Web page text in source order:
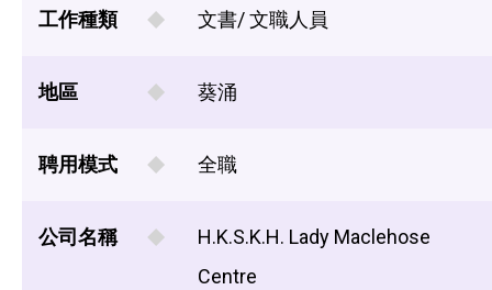
工作種類 文書/ 文職人員
地區 葵涌
聘用模式 全職
公司名稱
H.K.S.K.H. Lady Maclehose
Centre